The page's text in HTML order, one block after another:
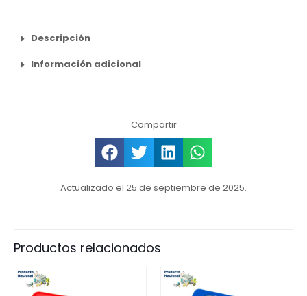
Descripción
Información adicional
Compartir
Actualizado el 25 de septiembre de 2025.
Productos relacionados